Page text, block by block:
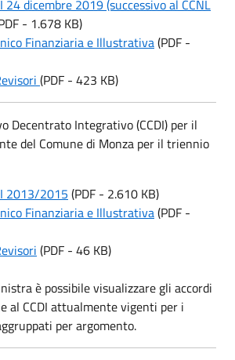
24 dicembre 2019 (successivo al CCNL
- 1.678 KB)
Finanziaria e Illustrativa(PDF -
(PDF - 423 KB)
Decentrato Integrativo (CCDI) per il
del Comune di Monza per il triennio
2013/2015 (PDF - 2.610 KB)
Finanziaria e Illustrativa(PDF -
(PDF - 46 KB)
è possibile visualizzare gli accordi
al CCDI attualmente vigenti per i
per argomento.